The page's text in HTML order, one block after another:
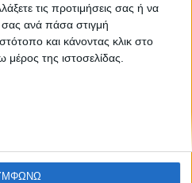
τις προτιμήσεις σας ή να
ανά πάσα στιγμή
και κάνοντας κλικ στο
της ιστοσελίδας.